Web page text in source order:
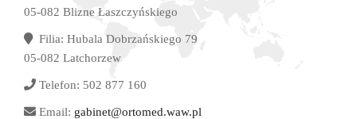
05-082 Blizne Łaszczyńskiego
Filia: Hubala Dobrzańskiego 79
05-082 Latchorzew
Telefon: 502 877 160
Email: gabinet@ortomed.waw.pl